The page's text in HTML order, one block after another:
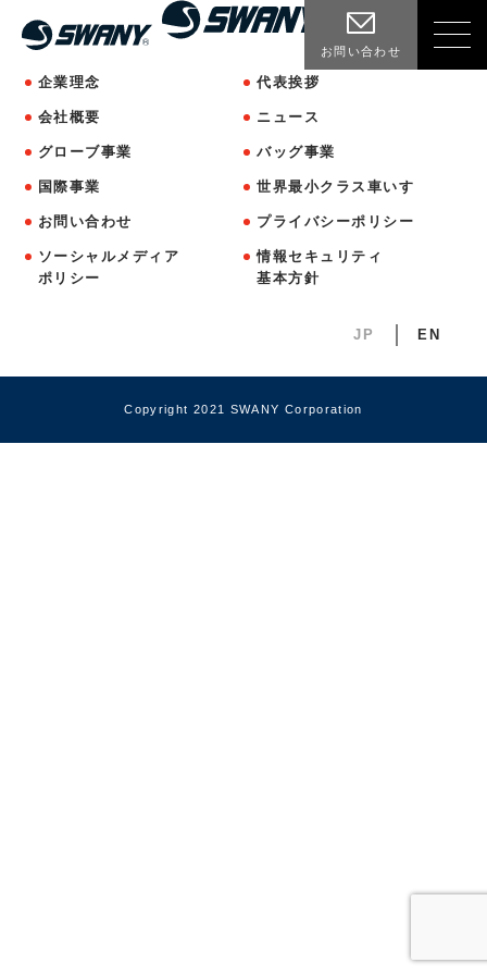
お問い合わせ
企業理念 代表挨拶
会社概要 ニュース
グローブ事業 バッグ事業
国際事業 世界最小クラス車いす
お問い合わせ プライバシーポリシー
ソーシャルメディア
ポリシー
情報セキュリティ
基本方針
JP EN
Copyright 2021 SWANY Corporation